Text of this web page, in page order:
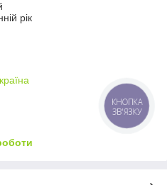
рік
КНОПКА
ЗВ'ЯЗКУ